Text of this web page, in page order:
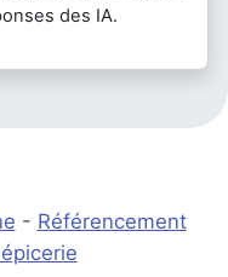
des IA.
- Référencement